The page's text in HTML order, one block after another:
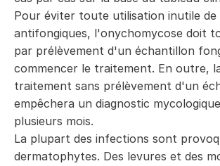
Pour éviter toute utilisation inutile de
antifongiques, l'onychomycose doit
par prélèvement d'un échantillon
commencer le traitement. En outre,
traitement sans prélèvement d'un
empêchera un diagnostic
plusieurs mois.
La plupart des infections sont
dermatophytes. Des levures et des